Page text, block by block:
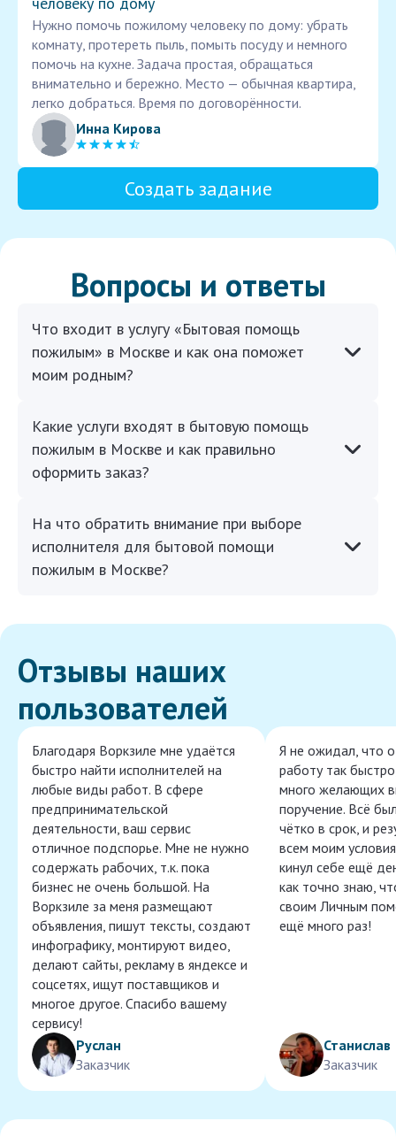
Нужно помочь пожилому человеку по дому: убрать
комнату, протереть пыль, помыть посуду и немного
помочь на кухне. Задача простая, обращаться
внимательно и бережно. Место — обычная квартира,
легко добраться. Время по договорённости.
Инна Кирова
Создать задание
Вопросы и ответы
Что входит в услугу «Бытовая помощь
пожилым» в Москве и как она поможет
моим родным?
Какие услуги входят в бытовую помощь
пожилым в Москве и как правильно
оформить заказ?
На что обратить внимание при выборе
исполнителя для бытовой помощи
пожилым в Москве?
Отзывы наших
пользователей
Благодаря Воркзиле мне удаётся
быстро найти исполнителей на
любые виды работ. В сфере
предпринимательской
деятельности, ваш сервис
отличное подспорье. Мне не нужно
содержать рабочих, т.к. пока
бизнес не очень большой. На
Воркзиле за меня размещают
объявления, пишут тексты, создают
инфографику, монтируют видео,
делают сайты, рекламу в яндексе и
соцсетях, ищут поставщиков и
многое другое. Спасибо вашему
сервису!
Руслан
Заказчик
Я не ожидал, что
работу так
много желающих
поручение. Всё
чётко в срок, и
всем моим
кинул себе ещё
как точно знаю,
своим Личным
ещё много раз!
Станислав
Заказчик